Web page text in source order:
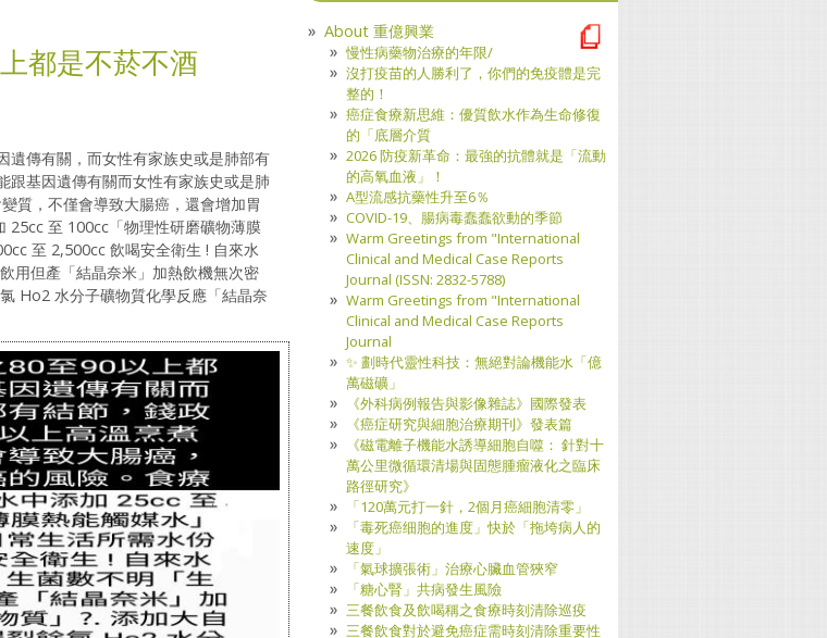
都是不菸不酒
遺傳有關，而女性有家族史或是肺部有
跟基因遺傳有關而女性有家族史或是肺
質，不僅會導致大腸癌，還會增加胃
25cc 至 100cc「物理性研磨礦物薄膜
至 2,500cc 飲喝安全衛生 ! 自來水
用但產「結晶奈米」加熱飲機無次密
Ho2 水分子礦物質化學反應「結晶奈
About 重億興業
慢性病藥物治療的年限/
沒打疫苗的人勝利了，你們的免疫體是完
整的！
癌症食療新思維：優質飲水作為生命修復
的「底層介質
2026 防疫新革命：最強的抗體就是「流動
的高氧血液」！
A型流感抗藥性升至6％
COVID-19、腸病毒蠢蠢欲動的季節
Warm Greetings from "International
Clinical and Medical Case Reports
Journal (ISSN: 2832-5788)
Warm Greetings from "International
Clinical and Medical Case Reports
Journal
​✨ 劃時代靈性科技：無絕對論機能水「億
萬磁礦」
《外科病例報告與影像雜誌》國際發表
《癌症研究與細胞治療期刊》發表篇
《磁電離子機能水誘導細胞自噬： 針對十
萬公里微循環清場與固態腫瘤液化之臨床
路徑研究》
「120萬元打一針，2個月癌細胞清零」
「毒死癌细胞的進度」快於「拖垮病人的
速度」
「氣球擴張術」治療心臟血管狹窄
「糖心腎」共病發生風險
三餐飲食及飲喝稱之食療時刻清除巡疫
三餐飲食對於避免癌症需時刻清除重要性